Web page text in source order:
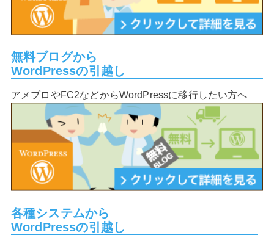
無料ブログから
WordPressの引越し
アメブロやFC2などからWordPressに移行したい方へ
各種システムから
WordPressの引越し